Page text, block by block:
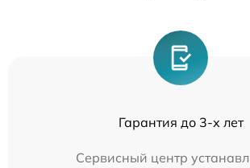
Гарантия до 3-х лет
Сервисный центр